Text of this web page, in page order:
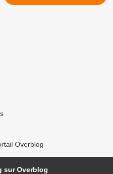
Overblog
sur Overblog